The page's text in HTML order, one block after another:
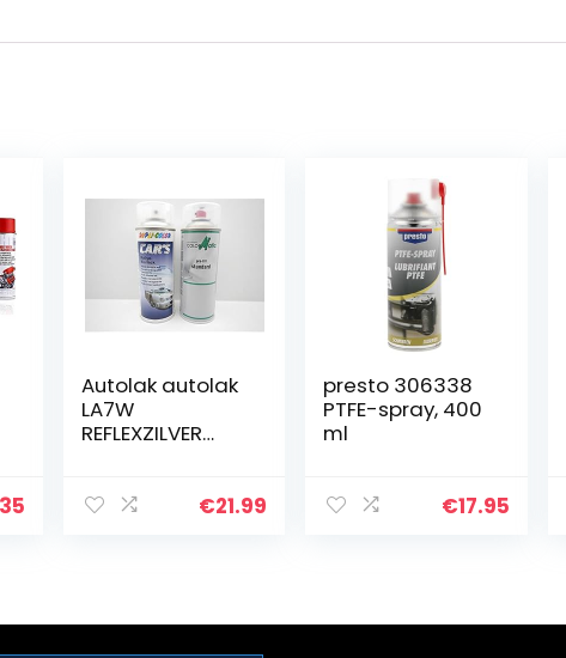
Autolak autolak
LA7W
REFLEXZILVER
Spray
€21.99
presto 306338
PTFE-spray, 400
ml
€17.95